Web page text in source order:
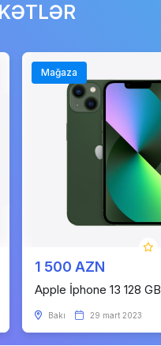
Mağaza
1 500 AZN
Apple İphone 13 128 GB
Bakı 29 mart 2023